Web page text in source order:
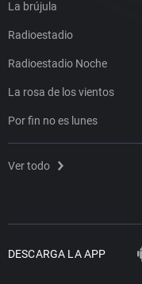
La brújula
Radioestadio
Radioestadio Noche
La rosa de los vientos
Por fin no es lunes
Ver todo
DESCARGA LA APP